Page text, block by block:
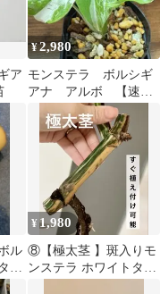
ア
¥2,980
モンステラ ボルシギ
アナ アルボ 【速
達・鉢ごと発送】
ル
イ
株
¥1,980
⑧【極太茎 】斑入りモ
ンステラ ホワイトタイ